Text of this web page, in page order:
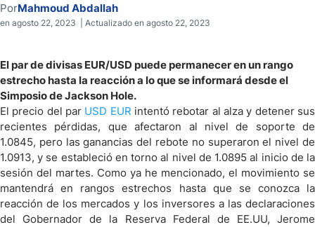
PorMahmoud Abdallah
en agosto 22, 2023 | Actualizado en agosto 22, 2023
El par de divisas EUR/USD puede permanecer en un rango
estrecho hasta la reacción a lo que se informará desde el
Simposio de Jackson Hole.
El precio del par USD EUR intentó rebotar al alza y detener sus
recientes pérdidas, que afectaron al nivel de soporte de
1.0845, pero las ganancias del rebote no superaron el nivel de
1.0913, y se estableció en torno al nivel de 1.0895 al inicio de la
sesión del martes. Como ya he mencionado, el movimiento se
mantendrá en rangos estrechos hasta que se conozca la
reacción de los mercados y los inversores a las declaraciones
del Gobernador de la Reserva Federal de EE.UU, Jerome